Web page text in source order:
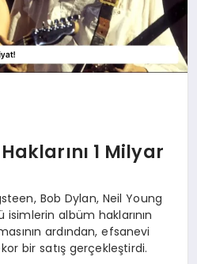
1 Milyar
Bob Dylan, Neil Young
albüm haklarının
ardından, efsanevi
bir satış gerçekleştirdi.